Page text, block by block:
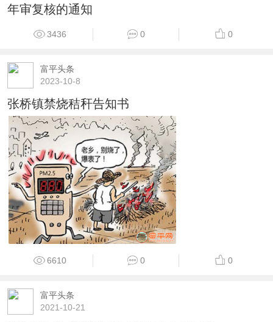
年审复核的通知
3436 0 0
富平头条
2023-10-8
张桥镇禁烧秸秆告知书
6610 0 0
富平头条
2021-10-21